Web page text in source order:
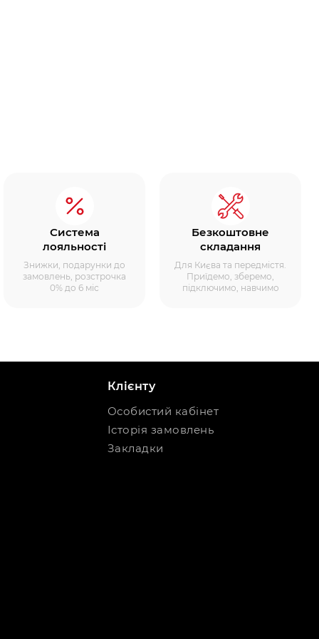
Система
лояльності
Знижки, подарунки до
замовлень, розстрочка
0% до 6 міс
Безкоштовне
складання
Для Києва та передмістя.
Приїдемо, зберемо,
підключимо, навчимо
Клієнту
Особистий кабінет
Історія замовлень
Закладки